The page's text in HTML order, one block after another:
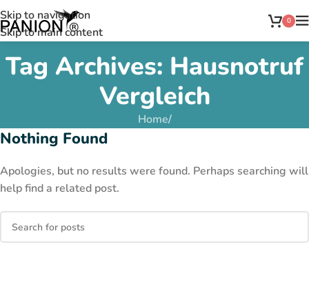
Skip to navigation
Skip to main content
0
Tag Archives: Hausnotruf
Vergleich
Home/
Nothing Found
Apologies, but no results were found. Perhaps searching will
help find a related post.